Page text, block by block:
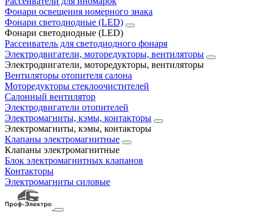
Фонари освещения номерного знака
Фонари светодиодные (LED)
Фонари светодиодные (LED)
Рассеиватель для светодиодного фонаря
Электродвигатели, моторедукторы, вентиляторы
Электродвигатели, моторедукторы, вентиляторы
Вентиляторы отопителя салона
Моторедукторы стеклоочистителей
Салонный вентилятор
Электродвигатели отопителей
Электромагниты, кэмы, контакторы
Электромагниты, кэмы, контакторы
Клапаны электромагнитные
Клапаны электромагнитные
Блок электромагнитных клапанов
Контакторы
Электромагниты силовые